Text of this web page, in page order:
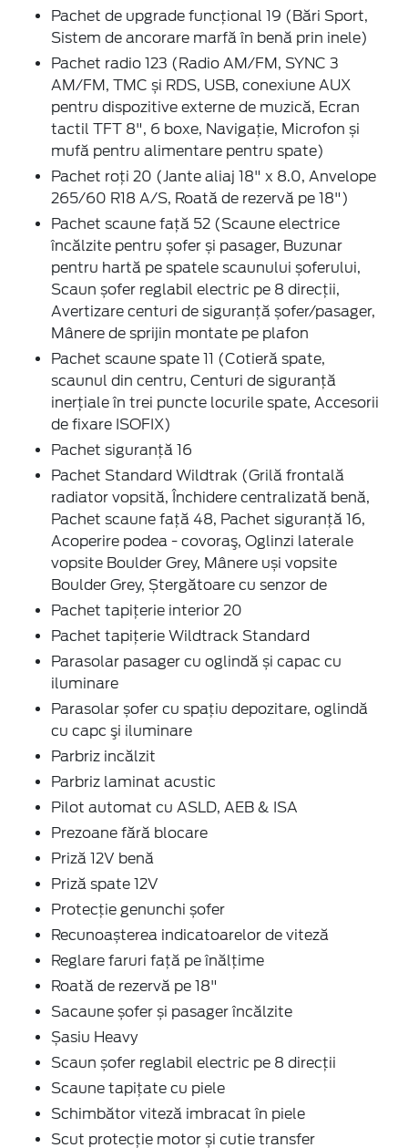
Pachet de upgrade funcțional 19 (Bări Sport,
Sistem de ancorare marfă în benă prin inele)
Pachet radio 123 (Radio AM/FM, SYNC 3
AM/FM, TMC și RDS, USB, conexiune AUX
pentru dispozitive externe de muzică, Ecran
tactil TFT 8", 6 boxe, Navigație, Microfon și
mufă pentru alimentare pentru spate)
Pachet roți 20 (Jante aliaj 18" x 8.0, Anvelope
265/60 R18 A/S, Roată de rezervă pe 18")
Pachet scaune față 52 (Scaune electrice
încălzite pentru șofer și pasager, Buzunar
pentru hartă pe spatele scaunului șoferului,
Scaun șofer reglabil electric pe 8 direcţii,
Avertizare centuri de siguranță șofer/pasager,
Mânere de sprijin montate pe plafon
Pachet scaune spate 11 (Cotieră spate,
scaunul din centru, Centuri de siguranță
inerțiale în trei puncte locurile spate, Accesorii
de fixare ISOFIX)
Pachet siguranță 16
Pachet Standard Wildtrak (Grilă frontală
radiator vopsită, Închidere centralizată benă,
Pachet scaune față 48, Pachet siguranță 16,
Acoperire podea - covoraş, Oglinzi laterale
vopsite Boulder Grey, Mânere uși vopsite
Boulder Grey, Ștergătoare cu senzor de
Pachet tapițerie interior 20
Pachet tapițerie Wildtrack Standard
Parasolar pasager cu oglindă și capac cu
iluminare
Parasolar șofer cu spațiu depozitare, oglindă
cu capc şi iluminare
Parbriz incălzit
Parbriz laminat acustic
Pilot automat cu ASLD, AEB & ISA
Prezoane fără blocare
Priză 12V benă
Priză spate 12V
Protecție genunchi șofer
Recunoașterea indicatoarelor de viteză
Reglare faruri față pe înălțime
Roată de rezervă pe 18"
Sacaune șofer și pasager încălzite
Șasiu Heavy
Scaun șofer reglabil electric pe 8 direcţii
Scaune tapițate cu piele
Schimbător viteză imbracat în piele
Scut protecție motor și cutie transfer